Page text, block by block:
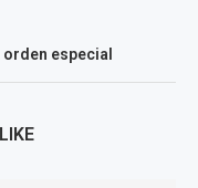
especial